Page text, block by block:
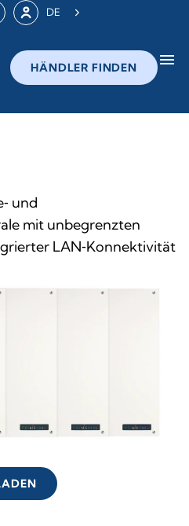
DE
HÄNDLER FINDEN menu
und
mit unbegrenzten
LAN‑Konnektivität